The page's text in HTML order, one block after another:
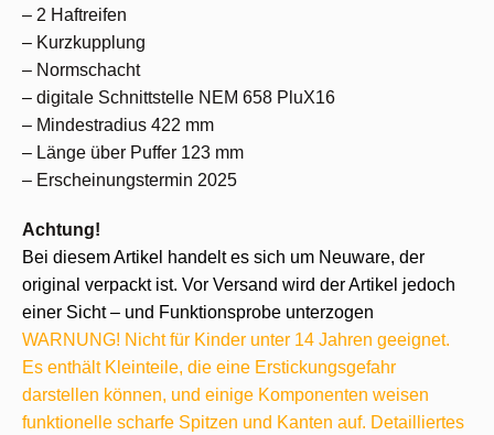
– 2 Haftreifen
– Kurzkupplung
– Normschacht
– digitale Schnittstelle NEM 658 PluX16
– Mindestradius 422 mm
– Länge über Puffer 123 mm
– Erscheinungstermin 2025
Achtung!
Bei diesem Artikel handelt es sich um Neuware, der
original verpackt ist. Vor Versand wird der Artikel jedoch
einer Sicht – und Funktionsprobe unterzogen
WARNUNG! Nicht für Kinder unter 14 Jahren geeignet.
Es enthält Kleinteile, die eine Erstickungsgefahr
darstellen können, und einige Komponenten weisen
funktionelle scharfe Spitzen und Kanten auf. Detailliertes